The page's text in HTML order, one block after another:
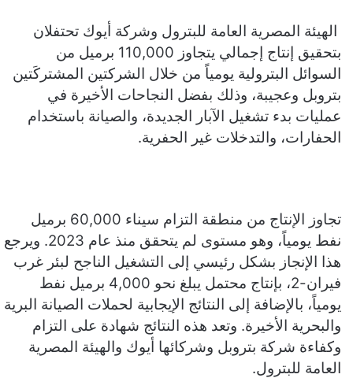
الهيئة المصرية العامة للبترول وشركة أيوك تحتفلان
بتحقيق إنتاج إجمالي يتجاوز 110,000 برميل من
السوائل البترولية يومياً من خلال الشركتين المشتركَتين
بتروبل وعجيبة، وذلك بفضل النجاحات الأخيرة في
عمليات بدء تشغيل الآبار الجديدة، والصيانة باستخدام
الحفارات، والتدخلات غير الحفرية.
تجاوز الإنتاج من منطقة التزام سيناء 60,000 برميل
نفط يومياً، وهو مستوى لم يتحقق منذ عام 2023. ويرجع
هذا الإنجاز بشكل رئيسي إلى التشغيل الناجح لبئر غرب
فيران-2، بإنتاج محتمل يبلغ نحو 4,000 برميل نفط
يومياً، بالإضافة إلى النتائج الإيجابية لحملات الصيانة البرية
والبحرية الأخيرة. وتعد هذه النتائج شهادة على التزام
وكفاءة شركة بتروبل وشركائها أيوك والهيئة المصرية
العامة للبترول.